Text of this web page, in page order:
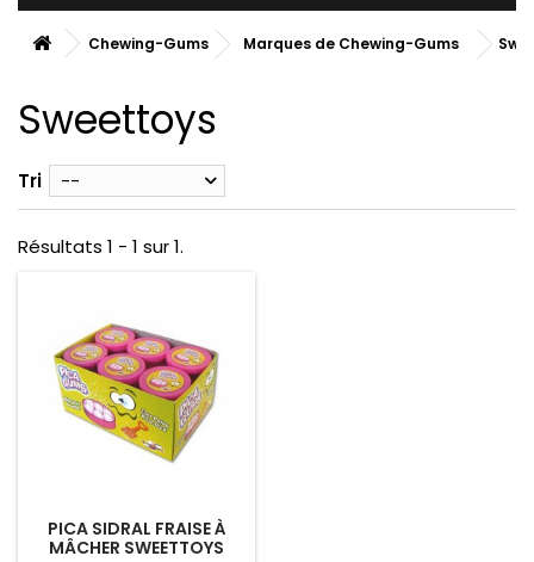
Chewing-Gums Marques de Chewing-Gums
Sweettoys
Tri --
Résultats 1 - 1 sur 1.
PICA SIDRAL FRAISE À
MÂCHER SWEETTOYS